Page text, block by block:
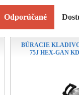
Odporúčané
BÚRACIE
75J HEX-GAN